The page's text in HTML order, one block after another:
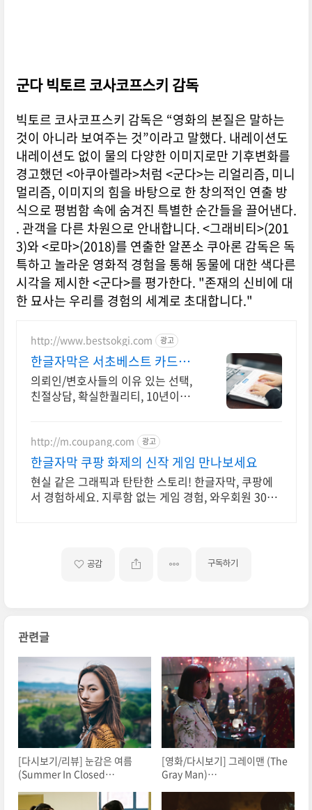
군다 빅토르 코사코프스키 감독
빅토르 코사코프스키 감독은 “영화의 본질은 말하는
것이 아니라 보여주는 것”이라고 말했다. 내레이션도
내레이션도 없이 물의 다양한 이미지로만 기후변화를
경고했던 <아쿠아렐라>처럼 <군다>는 리얼리즘, 미니
멀리즘, 이미지의 힘을 바탕으로 한 창의적인 연출 방
식으로 평범함 속에 숨겨진 특별한 순간들을 끌어낸다.
. 관객을 다른 차원으로 안내합니다. <그래비티>(201
3)와 <로마>(2018)를 연출한 알폰소 쿠아론 감독은 독
특하고 놀라운 영화적 경험을 통해 동물에 대한 색다른
시각을 제시한 <군다>를 평가한다. "존재의 신비에 대
한 묘사는 우리를 경험의 세계로 초대합니다."
http://www.bestsokgi.com 광고
한글자막은 서초베스트 카드결
제가능(할부가능)
의뢰인/변호사들의 이유 있는 선택,
친절상담, 확실한퀄리티, 10년이상
을 실어드리겠습니다
http://m.coupang.com 광고
한글자막 쿠팡 화제의 신작 게임 만나보세요
현실 같은 그래픽과 탄탄한 스토리! 한글자막, 쿠팡에
서 경험하세요. 지루함 없는 게임 경험, 와우회원 30일
공감 구독하기
관련글
[다시보기/리뷰] 눈감은 여름
(Summer In Closed
[영화/다시보기] 그레이맨 (The
Gray Man)